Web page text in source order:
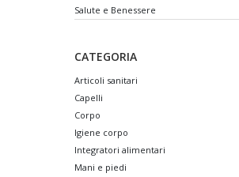
Salute e Benessere
CATEGORIA
Articoli sanitari
Capelli
Corpo
Igiene corpo
Integratori alimentari
Mani e piedi